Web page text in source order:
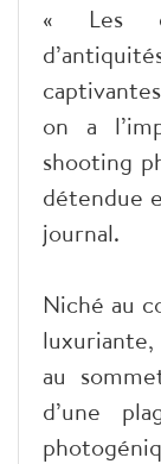
« Les
on a
shooting
détendue
journal.
Niché au
luxuriante,
au
d’une